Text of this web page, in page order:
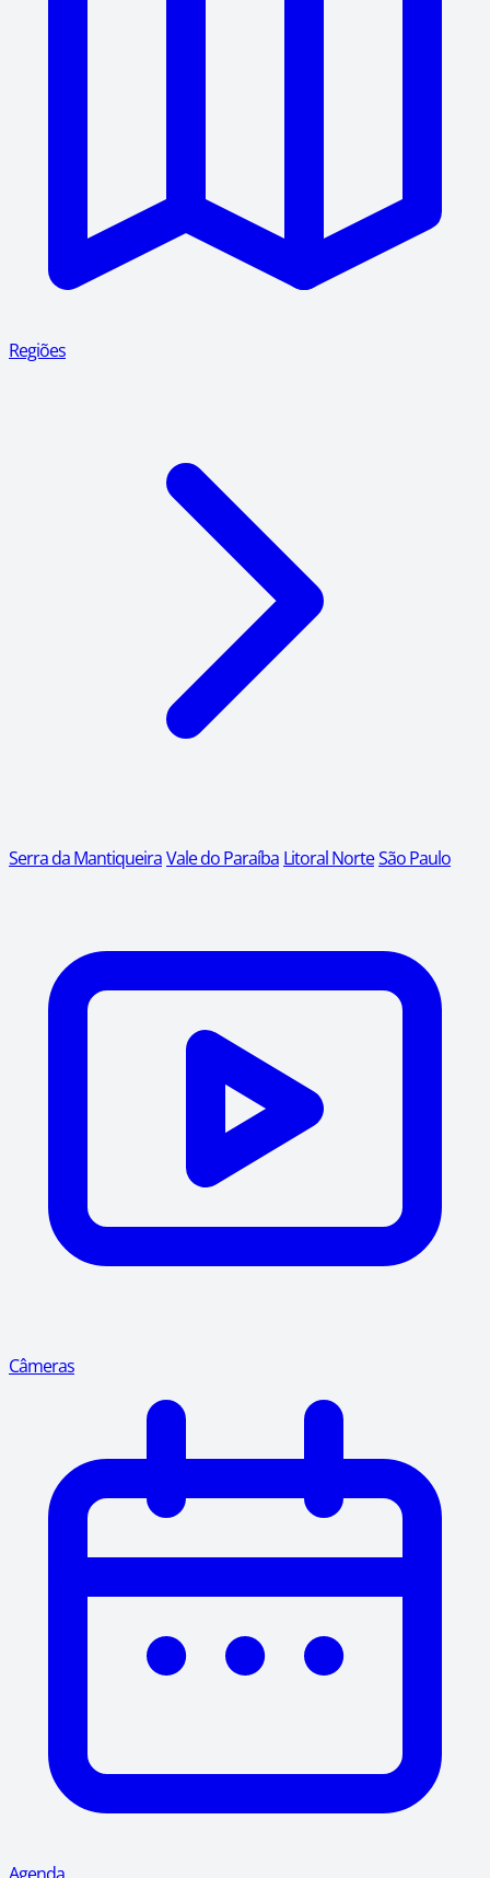
Regiões
Serra da MantiqueiraVale do Paraíba Litoral NorteSão Paulo
Câmeras